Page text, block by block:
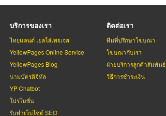
บริการของเรา
ไทยแลนด์ เยลโล่เพจเจส
YellowPages Online Service
YellowPages Blog
นามบัตรดิจิทัล
YP Chatbot
โปรโมชั่น
รับทำเว็บไซต์ SEO
ติดต่อเรา
ทีมที่ปรึกษาโฆษณา
โฆษณากับเรา
ฝ่ายบริการลูกค้าสัมพันธ์
วิธีการชำระเงิน